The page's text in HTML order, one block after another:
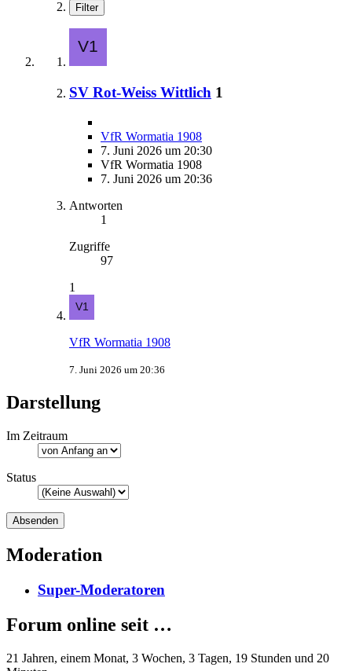
Filter
SV Rot-Weiss Wittlich 1
VfR Wormatia 1908
7. Juni 2026 um 20:30
VfR Wormatia 1908
7. Juni 2026 um 20:36
Antworten
1
Zugriffe
97
1
VfR Wormatia 1908
7. Juni 2026 um 20:36
Darstellung
Im Zeitraum
Status
Moderation
Super-Moderatoren
Forum online seit …
21 Jahren, einem Monat, 3 Wochen, 3 Tagen, 19 Stunden und 20